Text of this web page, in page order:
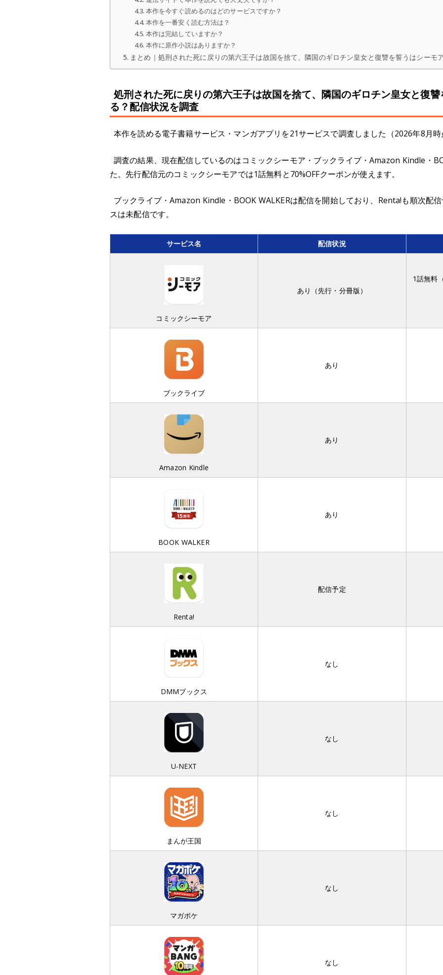
本作を今すぐ読めるのはどのサービスですか？
本作を一番安く読む方法は？
本作は完結していますか？
本作に原作小説はありますか？
まとめ｜処刑された死に戻りの第六王子は故国を捨て、隣国のギロチン皇女と復讐を誓うはシーモ
処刑された死に戻りの第六王子は故国を捨て、隣国のギロチン皇女と復
る？配信状況を調査
本作を読める電子書籍サービス・マンガアプリを21サービスで調査しました（2026年8月時
調査の結果、現在配信しているのはコミックシーモア・ブックライブ・Amazon Kindle・
た。先行配信元のコミックシーモアでは1話無料と70%OFFクーポンが使えます。
ブックライブ・Amazon Kindle・BOOK WALKERは配信を開始しており、Renta!も順次配
スは未配信です。
サービス名 配信状況
コミックシーモア
あり（先行・分冊版）
1話無料
ブックライブ
あり
Amazon Kindle
あり
BOOK WALKER
あり
Renta!
配信予定
DMMブックス
なし
U-NEXT
なし
まんが王国
なし
マガポケ
なし
なし